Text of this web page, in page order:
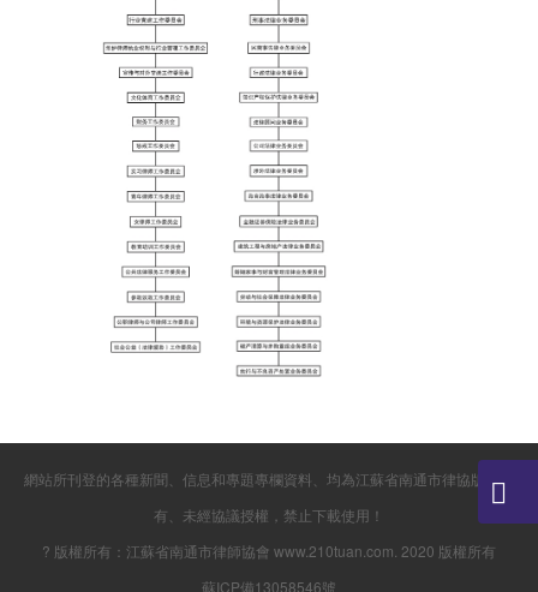
網站所刊登的各種新聞、信息和專題專欄資料、均為江蘇省南通市律協版權所
有、未經協議授權，禁止下載使用！
? 版權所有：江蘇省南通市律師協會 www.210tuan.com. 2020 版權所有
蘇ICP備13058546號